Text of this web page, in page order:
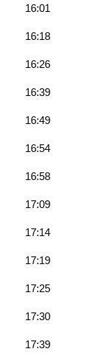
16:01
16:18
16:26
16:39
16:49
16:54
16:58
17:09
17:14
17:19
17:25
17:30
17:39